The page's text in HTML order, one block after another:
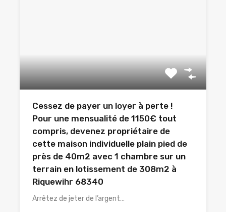
Cessez de payer un loyer à perte !
Pour une mensualité de 1150€ tout
compris, devenez propriétaire de
cette maison individuelle plain pied de
près de 40m2 avec 1 chambre sur un
terrain en lotissement de 308m2 à
Riquewihr 68340
Arrêtez de jeter de l’argent…